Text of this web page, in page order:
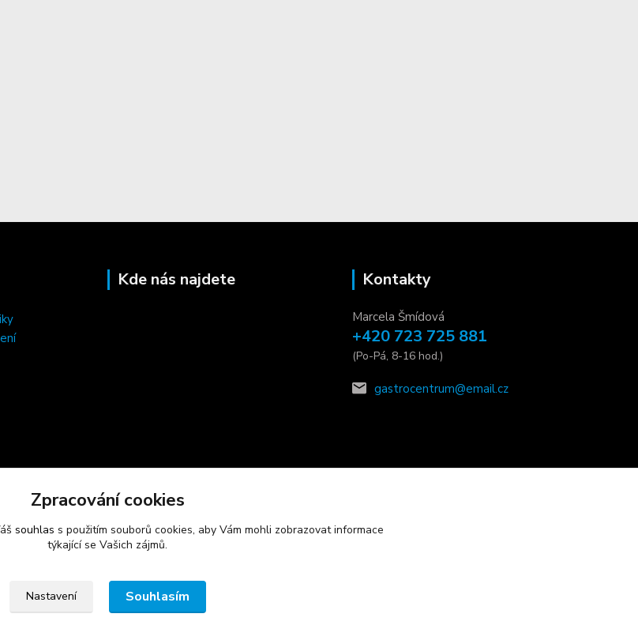
Kde nás najdete Kontakty
Marcela Šmídová
+420 723 725 881
(Po-Pá, 8-16 hod.)
gastrocentrum@email.cz
Zpracování cookies
souhlas s použitím souborů cookies, aby Vám mohli zobrazovat informace
týkající se Vašich zájmů.
Nastavení Souhlasím